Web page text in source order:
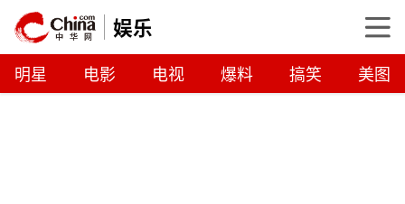
娱乐
明星 电影 电视 爆料 搞笑 美图